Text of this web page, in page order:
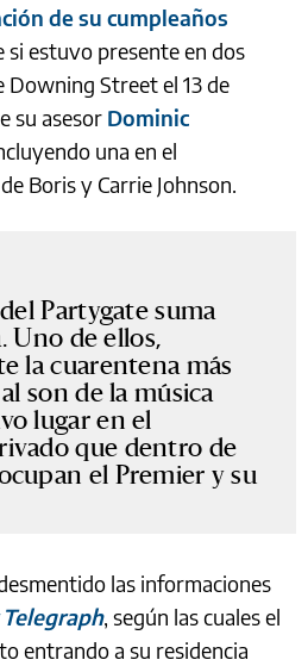
de su cumpleaños
si estuvo presente en dos
Downing Street el 13 de
su asesor Dominic
una en el
Boris y Carrie Johnson.
Partygate suma
Uno de ellos,
la cuarentena más
son de la música
lugar en el
que dentro de
el Premier y su
las informaciones
, según las cuales el
entrando a su residencia